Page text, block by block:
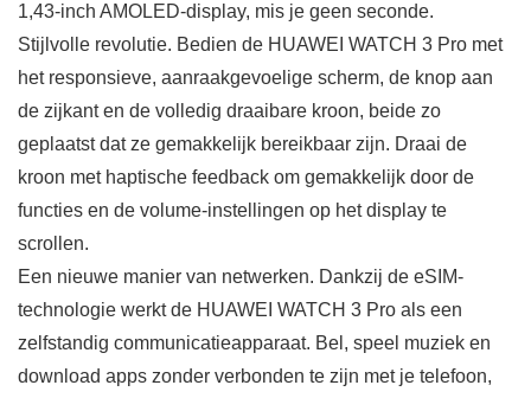
1,43-inch AMOLED-display, mis je geen seconde.
Stijlvolle revolutie. Bedien de HUAWEI WATCH 3 Pro met
het responsieve, aanraakgevoelige scherm, de knop aan
de zijkant en de volledig draaibare kroon, beide zo
geplaatst dat ze gemakkelijk bereikbaar zijn. Draai de
kroon met haptische feedback om gemakkelijk door de
functies en de volume-instellingen op het display te
scrollen.
Een nieuwe manier van netwerken. Dankzij de eSIM-
technologie werkt de HUAWEI WATCH 3 Pro als een
zelfstandig communicatieapparaat. Bel, speel muziek en
download apps zonder verbonden te zijn met je telefoon,